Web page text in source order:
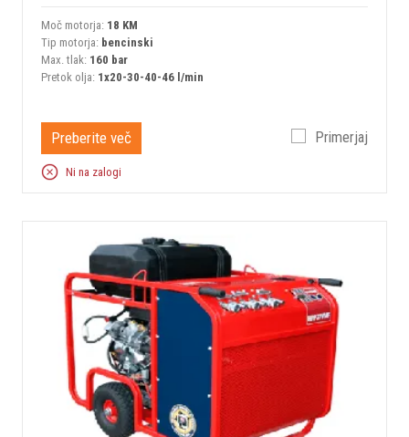
Moč motorja: 18 KM
Tip motorja: bencinski
Max. tlak: 160 bar
Pretok olja: 1x20-30-40-46 l/min
Preberite več Primerjaj
Ni na zalogi